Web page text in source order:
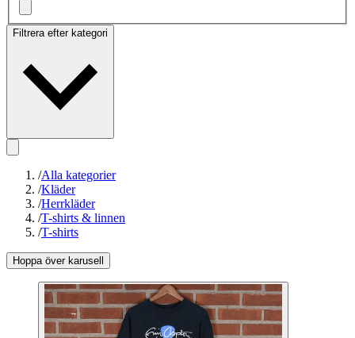
Filtrera efter kategori
/Alla kategorier
/Kläder
/Herrkläder
/T-shirts & linnen
/T-shirts
Hoppa över karusell